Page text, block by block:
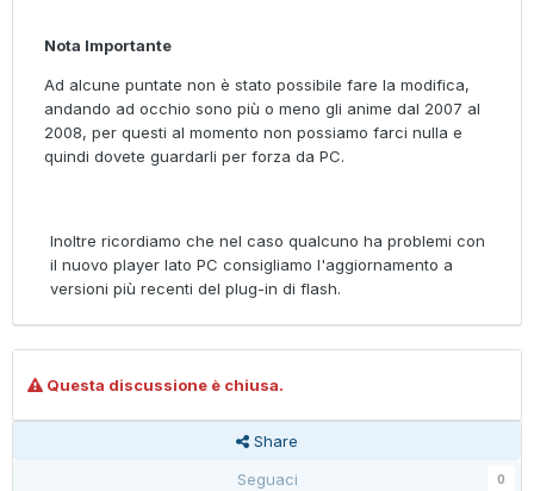
Nota Importante
Ad alcune puntate non è stato possibile fare la modifica,
andando ad occhio sono più o meno gli anime dal 2007 al
2008, per questi al momento non possiamo farci nulla e
quindi dovete guardarli per forza da PC.
Inoltre ricordiamo che nel caso qualcuno ha problemi con
il nuovo player lato PC consigliamo l'aggiornamento a
versioni più recenti del plug-in di flash.
Questa discussione è chiusa.
Share
Seguaci
0